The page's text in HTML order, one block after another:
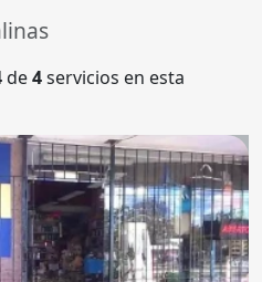
de4servicios en esta